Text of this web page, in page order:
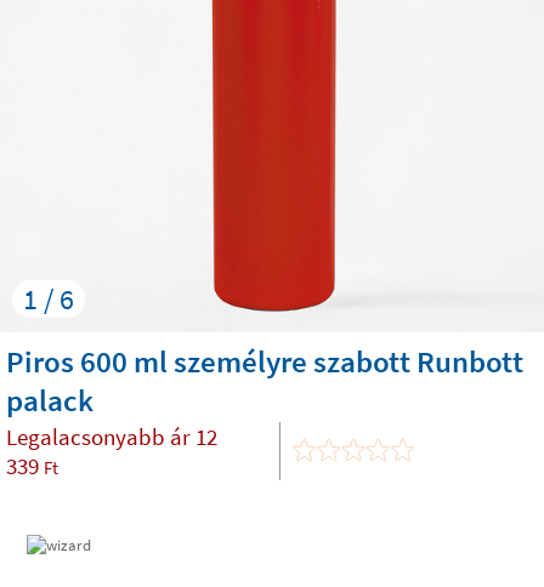
1 / 6
Piros 600 ml személyre szabott Runbott
palack
Legalacsonyabb ár 12
339 Ft